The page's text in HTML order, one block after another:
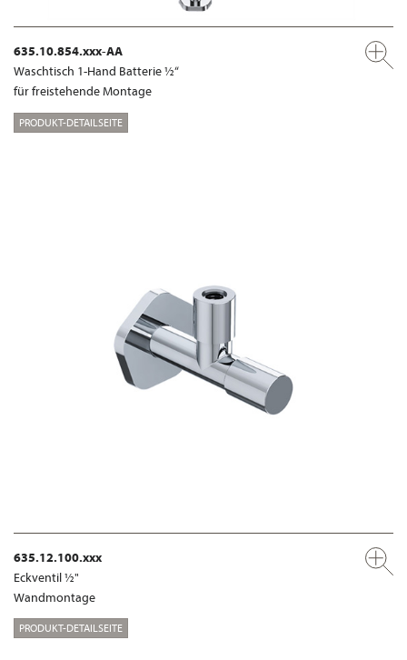
635.10.854.xxx-AA
Waschtisch 1-Hand Batterie ½“
für freistehende Montage
PRODUKT-DETAILSEITE
635.12.100.xxx
Eckventil ½"
Wandmontage
PRODUKT-DETAILSEITE